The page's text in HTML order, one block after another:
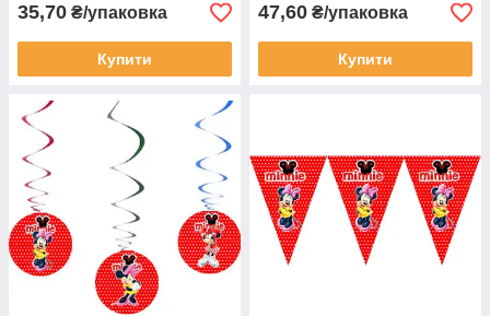
35,70 ₴/упаковка
Купити
47,60 ₴/упаковка
Купити